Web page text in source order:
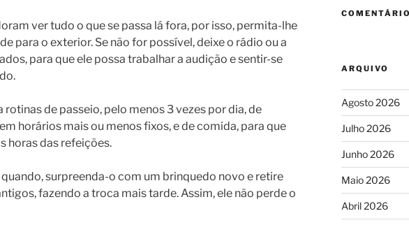
ver tudo o que se passa lá fora, por isso, permita-lhe
para o exterior. Se não for possível, deixe o rádio ou a
para que ele possa trabalhar a audição e sentir-se
rotinas de passeio, pelo menos 3 vezes por dia, de
horários mais ou menos fixos, e de comida, para que
horas das refeições.
quando, surpreenda-o com um brinquedo novo e retire
fazendo a troca mais tarde. Assim, ele não perde o
ARQUIVO
Agosto 2026
Julho 2026
Junho 2026
Maio 2026
Abril 2026